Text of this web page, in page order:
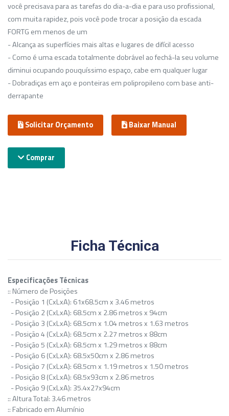
você precisava para as tarefas do dia-a-dia e para uso profissional,
com muita rapidez, pois você pode trocar a posição da escada
FORTG em menos de um
- Alcança as superfícies mais altas e lugares de difícil acesso
- Como é uma escada totalmente dobrável ao fechá-la seu volume
diminui ocupando pouquíssimo espaço, cabe em qualquer lugar
- Dobradiças em aço e ponteiras em polipropileno com base anti-
derrapante
Solicitar Orçamento Baixar Manual
Comprar
Ficha Técnica
Especificações Técnicas
:: Número de Posições
- Posição 1 (CxLxA): 61x68.5cm x 3.46 metros
- Posição 2 (CxLxA): 68.5cm x 2.86 metros x 94cm
- Posição 3 (CxLxA): 68.5cm x 1.04 metros x 1.63 metros
- Posição 4 (CxLxA): 68.5cm x 2.27 metros x 88cm
- Posição 5 (CxLxA): 68.5cm x 1.29 metros x 88cm
- Posição 6 (CxLxA): 68.5x50cm x 2.86 metros
- Posição 7 (CxLxA): 68.5cm x 1.19 metros x 1.50 metros
- Posição 8 (CxLxA): 68.5x93cm x 2.86 metros
- Posição 9 (CxLxA): 35.4x27x94cm
:: Altura Total: 3.46 metros
:: Fabricado em Alumínio